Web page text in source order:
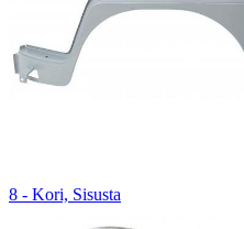
8 - Kori, Sisusta